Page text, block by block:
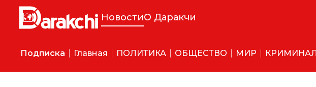
НовостиО Даракчи
Подписка Главная ПОЛИТИКА ОБЩЕСТВО МИР КРИМИНАЛ